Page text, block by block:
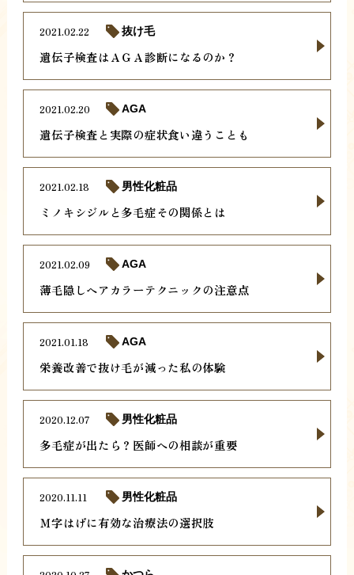
遺伝子検査はＡＧＡ診断になるのか？
2021.02.22 抜け毛
遺伝子検査と実際の症状食い違うことも
2021.02.20 AGA
ミノキシジルと多毛症その関係とは
2021.02.18 男性化粧品
薄毛隠しヘアカラーテクニックの注意点
2021.02.09 AGA
栄養改善で抜け毛が減った私の体験
2021.01.18 AGA
多毛症が出たら？医師への相談が重要
2020.12.07 男性化粧品
Ｍ字はげに有効な治療法の選択肢
2020.11.11 男性化粧品